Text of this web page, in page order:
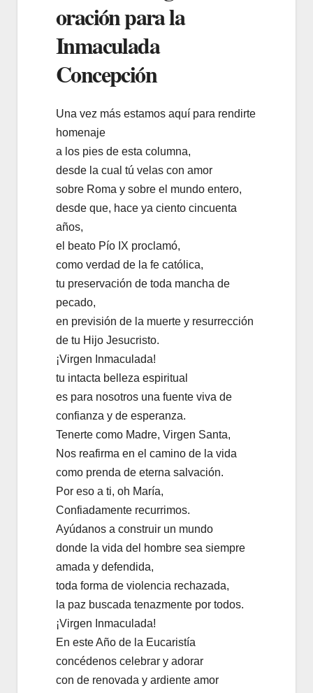
oración para la
Inmaculada
Concepción
Una vez más estamos aquí para rendirte
homenaje
a los pies de esta columna,
desde la cual tú velas con amor
sobre Roma y sobre el mundo entero,
desde que, hace ya ciento cincuenta
años,
el beato Pío IX proclamó,
como verdad de la fe católica,
tu preservación de toda mancha de
pecado,
en previsión de la muerte y resurrección
de tu Hijo Jesucristo.
¡Virgen Inmaculada!
tu intacta belleza espiritual
es para nosotros una fuente viva de
confianza y de esperanza.
Tenerte como Madre, Virgen Santa,
Nos reafirma en el camino de la vida
como prenda de eterna salvación.
Por eso a ti, oh María,
Confiadamente recurrimos.
Ayúdanos a construir un mundo
donde la vida del hombre sea siempre
amada y defendida,
toda forma de violencia rechazada,
la paz buscada tenazmente por todos.
¡Virgen Inmaculada!
En este Año de la Eucaristía
concédenos celebrar y adorar
con de renovada y ardiente amor